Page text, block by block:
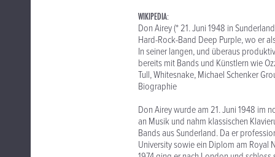
WIKIPEDIA:
Don Airey (* 21. Juni 1948 in
Hard-Rock-Band Deep Purple, wo er
In seiner langen, und überaus
bereits mit Bands und Künstlern wie
Tull, Whitesnake, Michael Schenker
Biographie
Don Airey wurde am 21. Juni 1948 im
an Musik und nahm klassischen
Bands aus Sunderland. Da er
University sowie ein Diplom am Royal